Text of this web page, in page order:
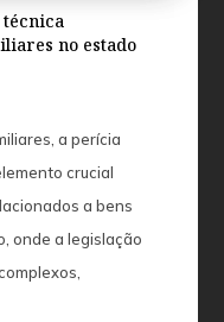
no estado
a perícia
crucial
a bens
onde a legislação